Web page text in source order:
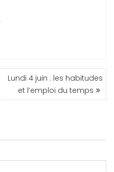
Lundi 4 juin : les habitudes
et l’emploi du temps